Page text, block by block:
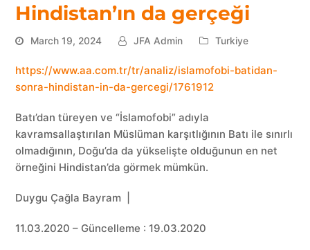
Hindistan’ın da gerçeği
March 19, 2024 JFA Admin Turkiye
https://www.aa.com.tr/tr/analiz/islamofobi-batidan-
sonra-hindistan-in-da-gercegi/1761912
Batı’dan türeyen ve “İslamofobi” adıyla
kavramsallaştırılan Müslüman karşıtlığının Batı ile sınırlı
olmadığının, Doğu’da da yükselişte olduğunun en net
örneğini Hindistan’da görmek mümkün.
Duygu Çağla Bayram |
11.03.2020 – Güncelleme : 19.03.2020